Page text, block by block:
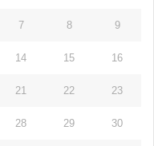
7 8 9
14 15 16
21 22 23
28 29 30